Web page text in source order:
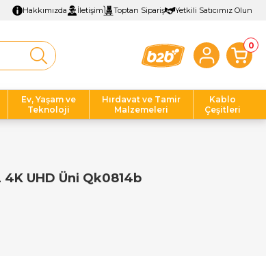
Hakkımızda İletişim Toptan Sipariş Yetkili Satıcımız Olun
0
Ev, Yaşam ve
Teknoloji
Hırdavat ve Tamir
Malzemeleri
Kablo
Çeşitleri
UHD Üni Qk0814b